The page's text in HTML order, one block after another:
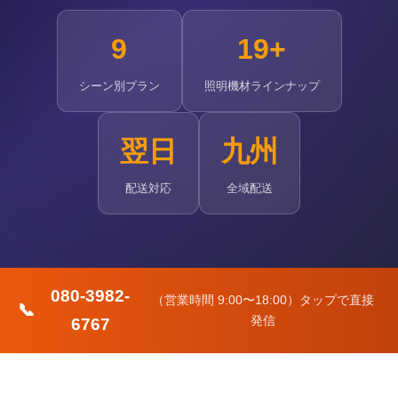
9
シーン別プラン
19+
照明機材ラインナップ
翌日
配送対応
九州
全域配送
📞
080-3982-
6767
（営業時間 9:00〜18:00）タップで直接
発信